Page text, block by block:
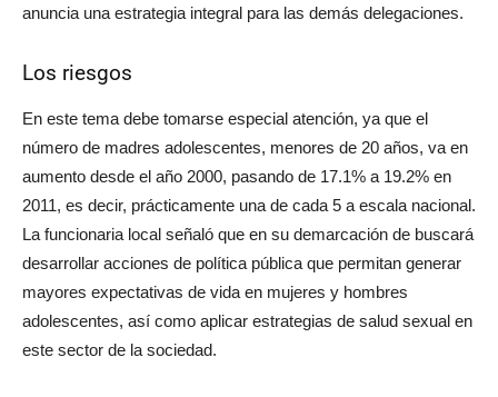
anuncia una estrategia integral para las demás delegaciones.
Los riesgos
En este tema debe tomarse especial atención, ya que el
número de madres adolescentes, menores de 20 años, va en
aumento desde el año 2000, pasando de 17.1% a 19.2% en
2011, es decir, prácticamente una de cada 5 a escala nacional.
La funcionaria local señaló que en su demarcación de buscará
desarrollar acciones de política pública que permitan generar
mayores expectativas de vida en mujeres y hombres
adolescentes, así como aplicar estrategias de salud sexual en
este sector de la sociedad.